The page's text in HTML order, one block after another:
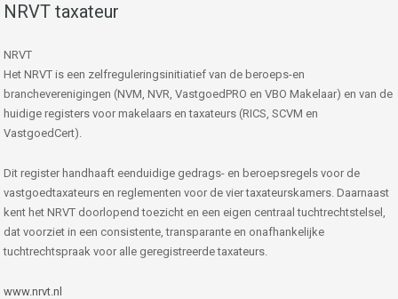
NRVT taxateur
NRVT
Het NRVT is een zelfreguleringsinitiatief van de beroeps-en
brancheverenigingen (NVM, NVR, VastgoedPRO en VBO Makelaar) en van de
huidige registers voor makelaars en taxateurs (RICS, SCVM en
VastgoedCert).
Dit register handhaaft eenduidige gedrags- en beroepsregels voor de
vastgoedtaxateurs en reglementen voor de vier taxateurskamers. Daarnaast
kent het NRVT doorlopend toezicht en een eigen centraal tuchtrechtstelsel,
dat voorziet in een consistente, transparante en onafhankelijke
tuchtrechtspraak voor alle geregistreerde taxateurs.
www.nrvt.nl